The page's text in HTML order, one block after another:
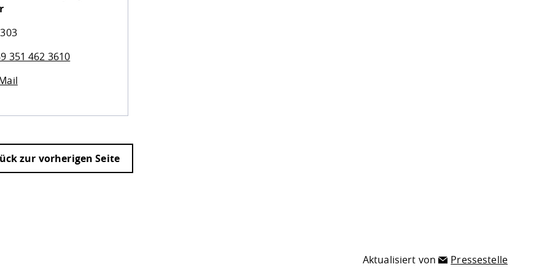
351 462 3610
zur vorherigen Seite
Aktualisiert von Pressestelle